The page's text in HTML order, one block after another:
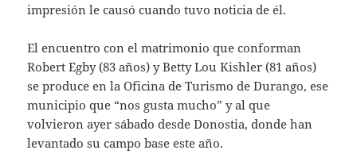
impresión le causó cuando tuvo noticia de él.
El encuentro con el matrimonio que conforman
Robert Egby (83 años) y Betty Lou Kishler (81 años)
se produce en la Oficina de Turismo de Durango, ese
municipio que “nos gusta mucho” y al que
volvieron ayer sábado desde Donostia, donde han
levantado su campo base este año.